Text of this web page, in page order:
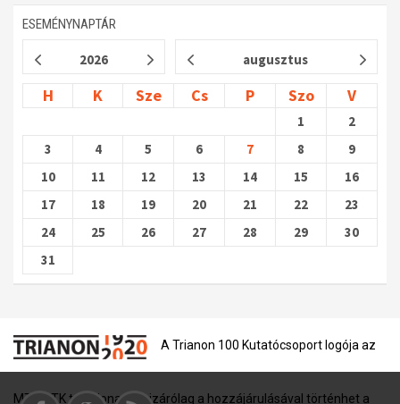
ESEMÉNYNAPTÁR
2026 augusztus
H K Sze Cs P Szo V
1
2
3
4 5 6 7 8
9
10
11 12 13 14 15
16
17
18 19 20 21 22
23
24
25 26 27 28 29
30
31
A Trianon 100 Kutatócsoport logója az
MTA BTK tulajdona, és kizárólag a hozzájárulásával történhet a